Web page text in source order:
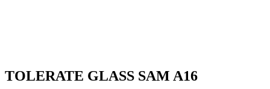
TOLERATE GLASS SAM A16